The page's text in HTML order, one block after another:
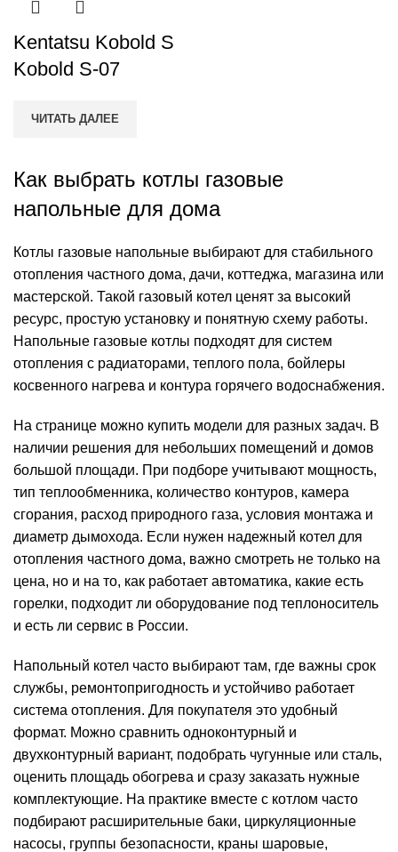
Kentatsu Kobold S
Kobold S-07
ЧИТАТЬ ДАЛЕЕ
Как выбрать котлы газовые
напольные для дома
Котлы газовые напольные выбирают для стабильного
отопления частного дома, дачи, коттеджа, магазина или
мастерской. Такой газовый котел ценят за высокий
ресурс, простую установку и понятную схему работы.
Напольные газовые котлы подходят для систем
отопления с радиаторами, теплого пола, бойлеры
косвенного нагрева и контура горячего водоснабжения.
На странице можно купить модели для разных задач. В
наличии решения для небольших помещений и домов
большой площади. При подборе учитывают мощность,
тип теплообменника, количество контуров, камера
сгорания, расход природного газа, условия монтажа и
диаметр дымохода. Если нужен надежный котел для
отопления частного дома, важно смотреть не только на
цена, но и на то, как работает автоматика, какие есть
горелки, подходит ли оборудование под теплоноситель
и есть ли сервис в России.
Напольный котел часто выбирают там, где важны срок
службы, ремонтопригодность и устойчиво работает
система отопления. Для покупателя это удобный
формат. Можно сравнить одноконтурный и
двухконтурный вариант, подобрать чугунные или сталь,
оценить площадь обогрева и сразу заказать нужные
комплектующие. На практике вместе с котлом часто
подбирают расширительные баки, циркуляционные
насосы, группы безопасности, краны шаровые,